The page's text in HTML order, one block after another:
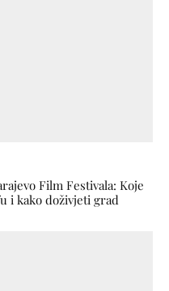
Film Festivala: Koje
i kako doživjeti grad